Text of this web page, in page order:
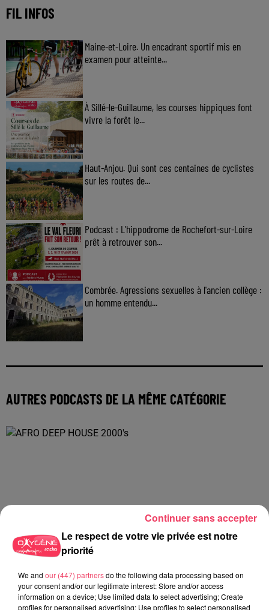
FIL INFOS
Maine-et-Loire. Un encadrant sportif mis en
examen pour atteinte...
À Sillé-le-Guillaume, les courses hippiques font
vivre la forêt le...
Haut-Anjou. Qui sont ces centaines de cyclistes
sur les routes de...
Podcast : L’hippodrome de Rochefort-sur-Loire
prêt à retrouver son...
Combrée. Agressions sexuelles à l'ancien collège :
un homme entendu...
AUTRES PODCASTS DE LA MÊME CATÉGORIE
Le respect de votre vie privée est notre
priorité
We and our (447) partnersdo the following data processing based on
your consent and/or our legitimate interest: Store and/or access
information on a device; Use limited data to select advertising; Create
profiles for personalised advertising; Use profiles to select personalised
Continuer sans accepter